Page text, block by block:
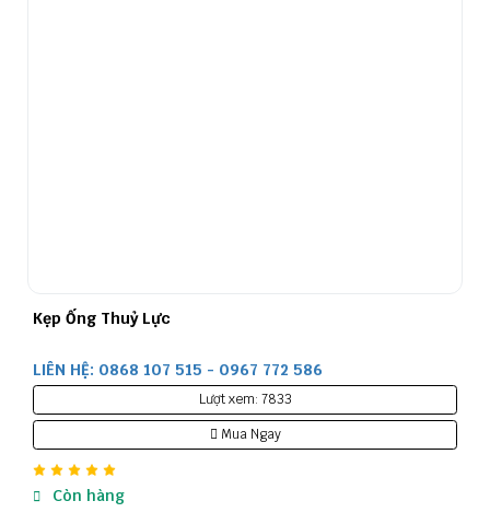
Kẹp Ống Thuỷ Lực
LIÊN HỆ: 0868 107 515 - 0967 772 586
Lượt xem: 7833
Mua Ngay
Còn hàng